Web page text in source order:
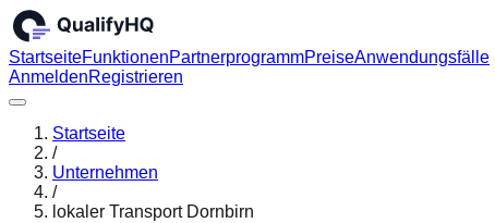
StartseiteFunktionenPartnerprogrammPreiseAnwendungsfälle
AnmeldenRegistrieren
Startseite
/
Unternehmen
/
lokaler Transport Dornbirn